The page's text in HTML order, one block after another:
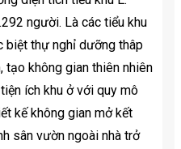
người. Là các tiểu khu
biệt thự nghỉ dưỡng thâp
tạo không gian thiên nhiên
ích khu ở với quy mô
kế không gian mở kết
sân vườn ngoài nhà trở